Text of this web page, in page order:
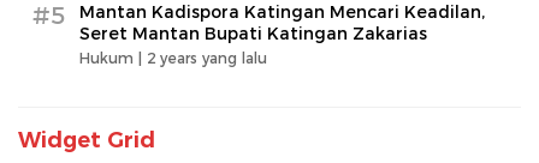
#5
Mantan Kadispora Katingan Mencari Keadilan,
Seret Mantan Bupati Katingan Zakarias
Hukum | 2 years yang lalu
Widget Grid